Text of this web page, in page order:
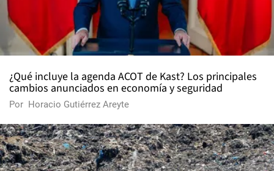
¿Qué incluye la agenda ACOT de Kast? Los principales
cambios anunciados en economía y seguridad
Por Horacio Gutiérrez Areyte